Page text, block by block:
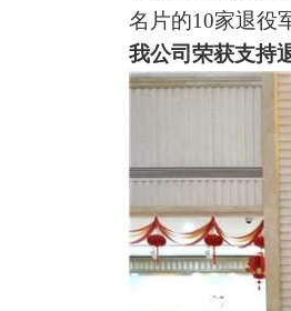
名片的10家退役
我公司荣获支持